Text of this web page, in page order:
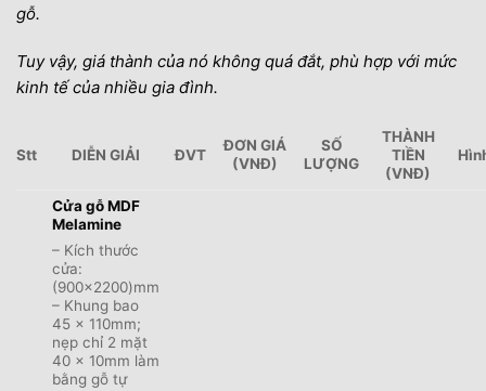
gỗ.
Tuy vậy, giá thành của nó không quá đắt, phù hợp với mức
kinh tế của nhiều gia đình.
Stt DIỄN GIẢI ĐVT
ĐƠN GIÁ
(VNĐ)
SỐ
LƯỢNG
THÀNH
TIỀN
(VNĐ)
Cửa gỗ MDF
Melamine
– Kích thước
cửa:
(900×2200)mm
– Khung bao
45 x 110mm;
nẹp chỉ 2 mặt
40 x 10mm làm
bằng gỗ tự